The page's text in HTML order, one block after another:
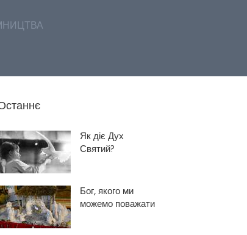
Як діє Дух
Святий?
Бог, якого ми
можемо поважати